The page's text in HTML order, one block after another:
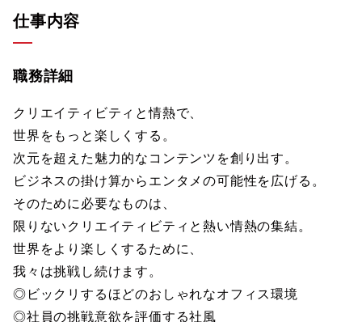
仕事内容
職務詳細
クリエイティビティと情熱で、
世界をもっと楽しくする。
次元を超えた魅力的なコンテンツを創り出す。
ビジネスの掛け算からエンタメの可能性を広げる。
そのために必要なものは、
限りないクリエイティビティと熱い情熱の集結。
世界をより楽しくするために、
我々は挑戦し続けます。
◎ビックリするほどのおしゃれなオフィス環境
◎社員の挑戦意欲を評価する社風